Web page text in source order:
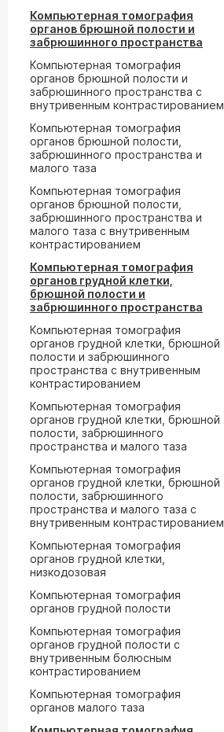
Компьютерная томография
органов брюшной полости и
забрюшинного пространства
Компьютерная томография
органов брюшной полости и
забрюшинного пространства с
внутривенным контрастированием
Компьютерная томография
органов брюшной полости,
забрюшинного пространства и
малого таза
Компьютерная томография
органов брюшной полости,
забрюшинного пространства и
малого таза с внутривенным
контрастированием
Компьютерная томография
органов грудной клетки,
брюшной полости и
забрюшинного пространства
Компьютерная томография
органов грудной клетки, брюшной
полости и забрюшинного
пространства с внутривенным
контрастированием
Компьютерная томография
органов грудной клетки, брюшной
полости, забрюшинного
пространства и малого таза
Компьютерная томография
органов грудной клетки, брюшной
полости, забрюшинного
пространства и малого таза с
внутривенным контрастированием
Компьютерная томография
органов грудной клетки,
низкодозовая
Компьютерная томография
органов грудной полости
Компьютерная томография
органов грудной полости с
внутривенным болюсным
контрастированием
Компьютерная томография
органов малого таза